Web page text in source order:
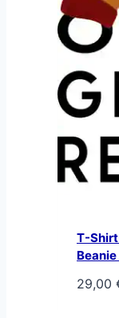
T-Shirt
29,00